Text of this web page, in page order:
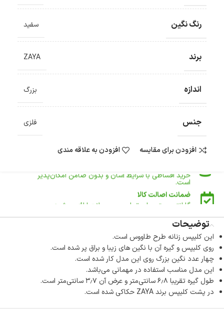
رنگ نگین سفید
برند ZAYA
اندازه بزرگ
جنس فلزی
افزودن برای مقایسه افزودن به علاقه مندی
ضمانت اصالت کالا
گارانتی معتبر برای تمامی محصولات ارائه می‌شود.
ارسال سریع و رایگان
سفارش‌های بیش از500 هزار تومان ، رایگان به سراسر کشور
ضمانت بازگشت کالا
امکان پرداخت در محل
در هنگام خرید محصول، امکان انتخاب پرداخت در محل
امکان پرداخت اقساطی
ضمانت اصالت کالا
گارانتی معتبر برای تمامی محصولات ارائه می‌شود.
توضیحات
این کلیپس زنانه طرح طاووس است.
روی کلیپس و گیره آن با نگین های زیبا و براق پر شده است.
چهار عدد نگین بزرگ روی این مدل کار شده است.
این مدل مناسب استفاده در مهمانی می‌باشد.
طول گیره تقریبا ۶٫۸ سانتی‌متر و عرض آن ۳٫۷ سانتی‌متر است.
در پشت کلیپس برند ZAYA حکاکی شده است.